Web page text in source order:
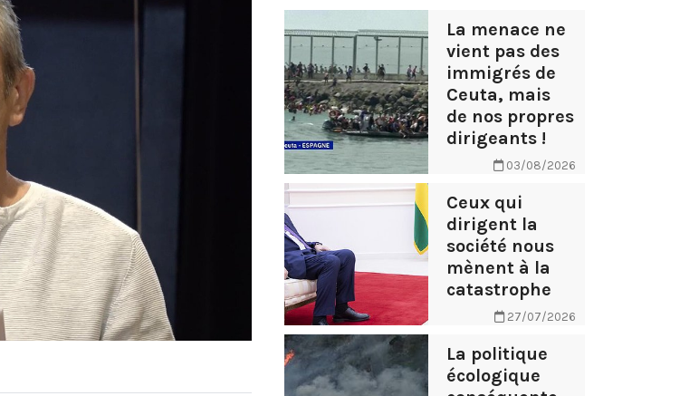
La menace ne
vient pas des
immigrés de
Ceuta, mais
de nos propres
dirigeants !
03/08/2026
Ceux qui
dirigent la
société nous
mènent à la
catastrophe
27/07/2026
La politique
écologique